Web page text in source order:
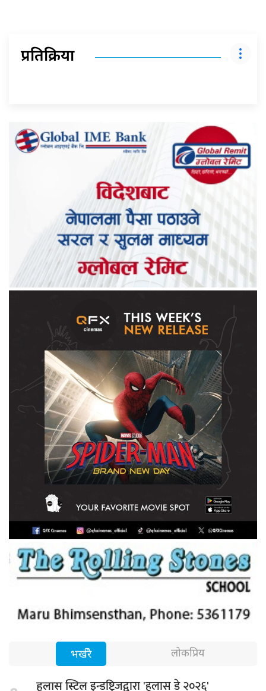
प्रतिक्रिया
भर्खरै लोकप्रिय
हुलास स्टिलइन्डष्ट्रिजद्वारा 'हुलास डे २०२६'